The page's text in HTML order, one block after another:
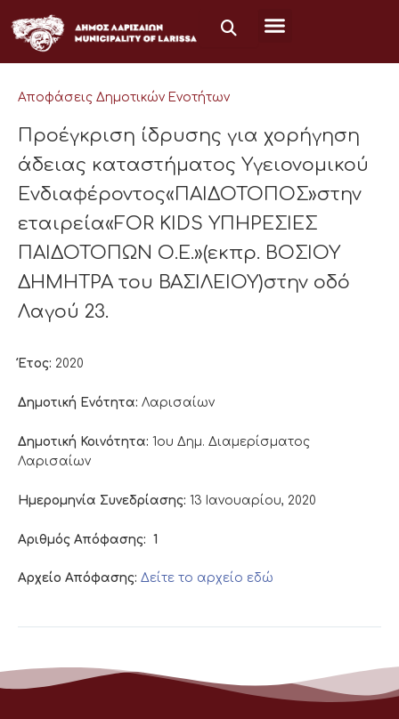
στο
περιεχόμενο
Αποφάσεις Δημοτικών Ενοτήτων
Προέγκριση ίδρυσης για χορήγηση
άδειας καταστήματος Υγειονομικού
Ενδιαφέροντος«ΠΑΙΔΟΤΟΠΟΣ»στην
εταιρεία«FOR KIDS ΥΠΗΡΕΣΙΕΣ
ΠΑΙΔΟΤΟΠΩΝ Ο.Ε.»(εκπρ. ΒΟΣΙΟΥ
ΔΗΜΗΤΡΑ του ΒΑΣΙΛΕΙΟΥ)στην οδό
Λαγού 23.
Έτος: 2020
Δημοτική Ενότητα: Λαρισαίων
Δημοτική Κοινότητα: 1ου Δημ. Διαμερίσματος
Λαρισαίων
Ημερομηνία Συνεδρίασης: 13 Ιανουαρίου, 2020
Αριθμός Απόφασης: 1
Αρχείο Απόφασης: Δείτε το αρχείο εδώ